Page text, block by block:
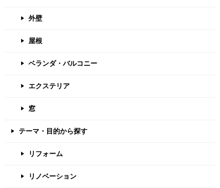
外壁
屋根
ベランダ・バルコニー
エクステリア
窓
テーマ・目的から探す
リフォーム
リノベーション